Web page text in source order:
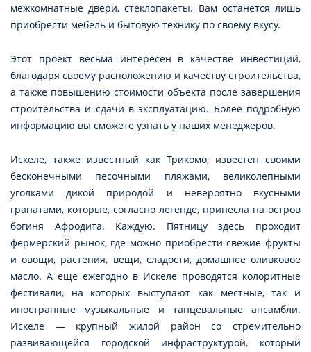
межкомнатные двери, стеклопакеты. Вам останется лишь
приобрести мебель и бытовую технику по своему вкусу.
Этот проект весьма интересен в качестве инвестиций,
благодаря своему расположению и качеству строительства,
а также повышению стоимости объекта после завершения
строительства и сдачи в эксплуатацию. Более подробную
информацию вы сможете узнать у наших менеджеров.
Искеле, также известный как Трикомо, известен своими
бесконечными песочными пляжами, великолепными
уголками дикой природой и невероятно вкусными
гранатами, которые, согласно легенде, принесла на остров
богиня Афродита. Каждую. Пятницу здесь проходит
фермерский рынок, где можно приобрести свежие фрукты
и овощи, растения, вещи, сладости, домашнее оливковое
масло. А еще ежегодно в Искеле проводятся колоритные
фестивали, на которых выступают как местные, так и
иностранные музыкальные и танцевальные ансамбли.
Искеле — крупный жилой район со стремительно
развивающейся городской инфраструктурой, который